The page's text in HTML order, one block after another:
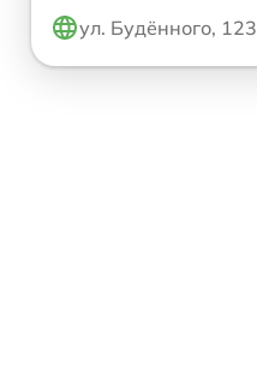
ул. Будённого, 123